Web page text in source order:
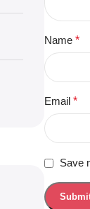
Name*
Email*
Save